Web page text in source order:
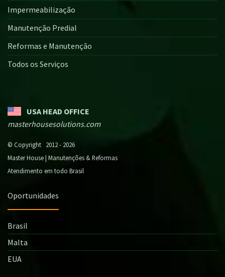
Impermeabilização
Manutenção Predial
Reformas e Manutenção
Todos os Serviços
USA HEAD OFFICE
masterhousesolutions.com
© Copyright 2012 - 2026
Master House | Manutenções & Reformas
Atendimento em todo Brasil
Oportunidades
Brasil
Malta
EUA